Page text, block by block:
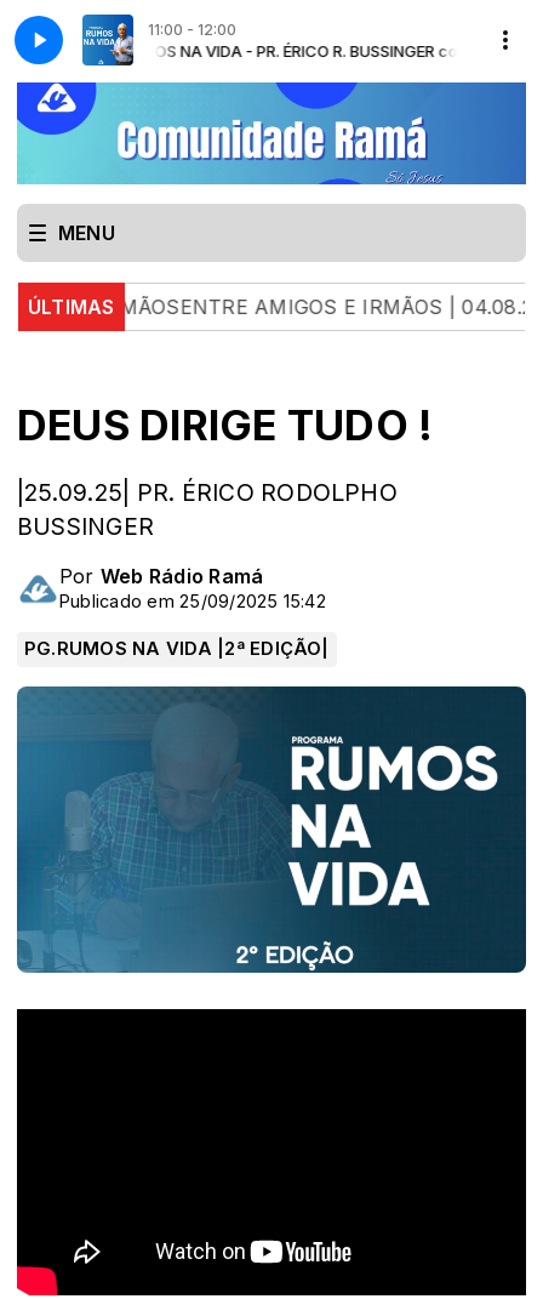
11:00 - 12:00
RUMOS NA VIDA - PR. ÉRICO R. BUSSINGER com Pr.
MENU
ÚLTIMAS
IRMÃOSENTRE AMIGOS E IRMÃOS | 04.08.26 |
DEUS DIRIGE TUDO !
|25.09.25| PR. ÉRICO RODOLPHO
BUSSINGER
Por Web Rádio Ramá
Publicado em 25/09/2025 15:42
PG.RUMOS NA VIDA |2ª EDIÇÃO|